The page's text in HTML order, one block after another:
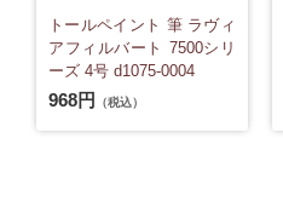
トールペイント 筆 ラヴィ
アフィルバート 7500シリ
ーズ 4号 d1075-0004
968円 （税込）